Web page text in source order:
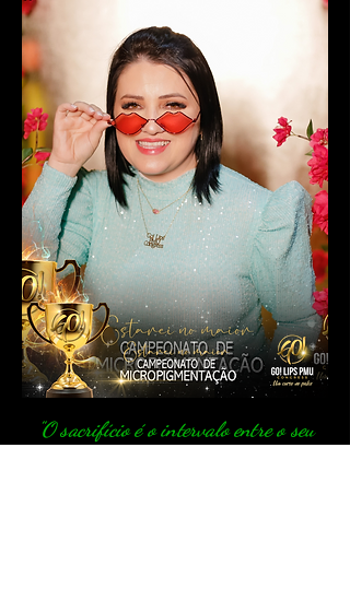
"O sacrifício é o intervalo entre o seu